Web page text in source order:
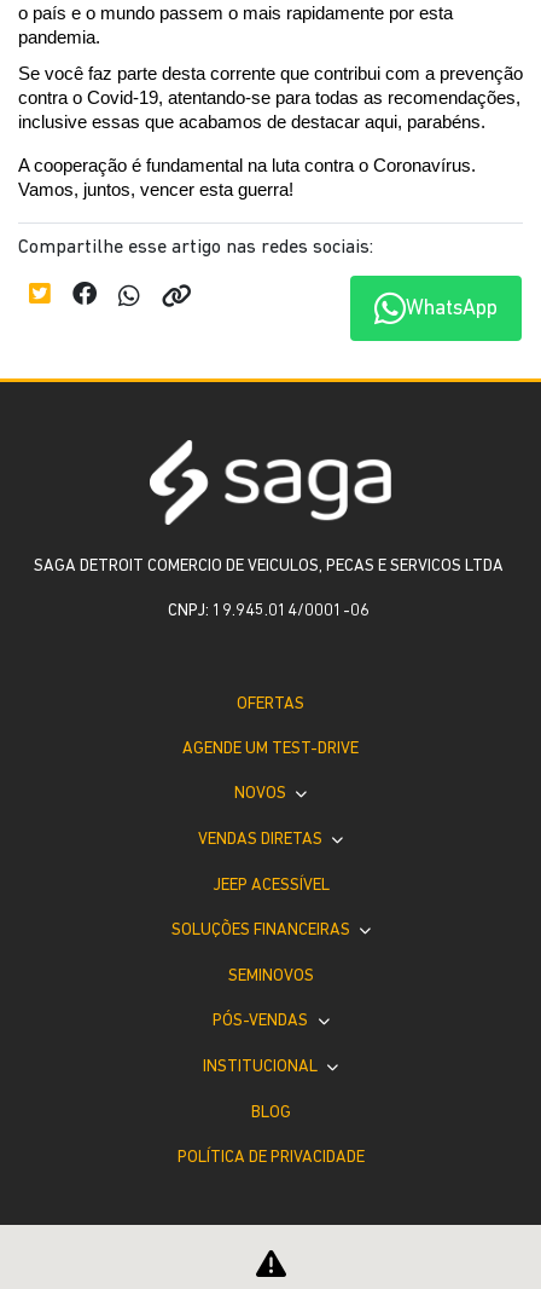
o país e o mundo passem o mais rapidamente por esta
pandemia.
Se você faz parte desta corrente que contribui com a prevenção
contra o Covid-19, atentando-se para todas as recomendações,
inclusive essas que acabamos de destacar aqui, parabéns.
A cooperação é fundamental na luta contra o Coronavírus.
Vamos, juntos, vencer esta guerra!
Compartilhe esse artigo nas redes sociais:
WhatsApp
SAGA DETROIT COMERCIO DE VEICULOS, PECAS E SERVICOS LTDA
CNPJ: 19.945.014/0001-06
OFERTAS
AGENDE UM TEST-DRIVE
NOVOS
VENDAS DIRETAS
JEEP ACESSÍVEL
SOLUÇÕES FINANCEIRAS
SEMINOVOS
PÓS-VENDAS
INSTITUCIONAL
BLOG
POLÍTICA DE PRIVACIDADE